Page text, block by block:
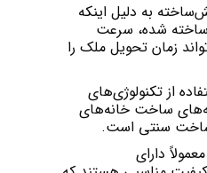
به دلیل اینکه
شده، سرعت
زمان تحویل ملک را
از تکنولوژی‌های
ساخت خانه‌های
ساخت سنتی است.
دارای